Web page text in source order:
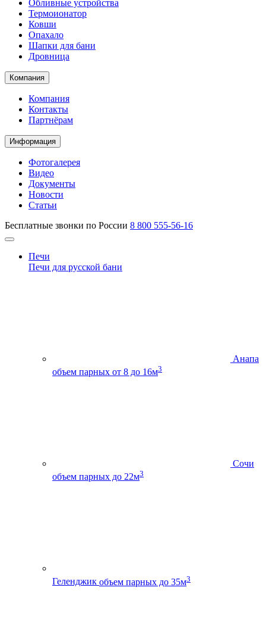
Обливные устройства
Термоионатор
Ковши
Опахало
Шапки для бани
Дровница
Компания
Компания
Контакты
Партнёрам
Информация
Фотогалерея
Видео
Документы
Новости
Статьи
Бесплатные звонки по России 8 800 555-56-16
Печи
Печи для русской бани
Анапа
объем парных от 8 до 16м3
Сочи
объем парных до 22м3
Геленджик объем парных до 35м3